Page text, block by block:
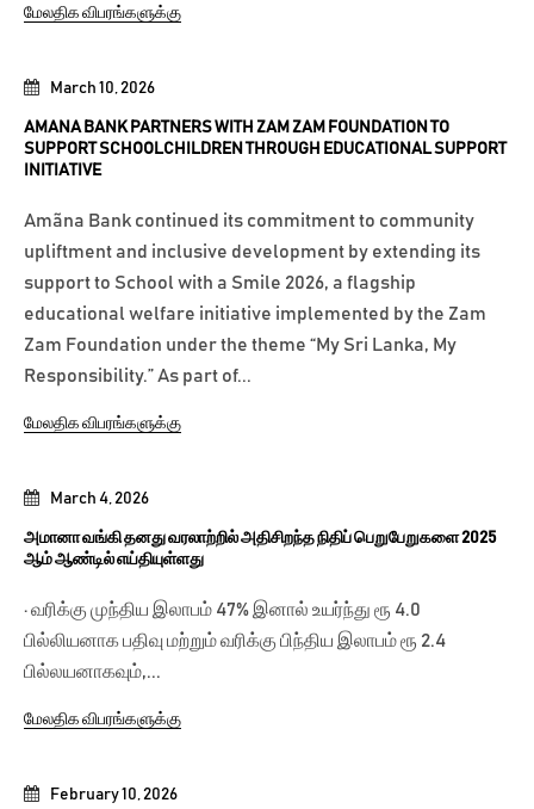
February 10, 2026
March 4, 2026
அமானா வங்கி தனது வரலாற்றில் அதிசிறந்த நிதிப் பெறுபேறுகளை 2025
ஆம் ஆண்டில் எய்தியுள்ளது
· வரிக்கு முந்திய இலாபம் 47% இனால் உயர்ந்து ரூ 4.0
பில்லியனாக பதிவு மற்றும் வரிக்கு பிந்திய இலாபம் ரூ 2.4
பில்லயனாகவும்,...
மேலதிக விபரங்களுக்கு
March 10, 2026
AMANA BANK PARTNERS WITH ZAM ZAM FOUNDATION TO
SUPPORT SCHOOLCHILDREN THROUGH EDUCATIONAL SUPPORT
INITIATIVE
Amãna Bank continued its commitment to community
upliftment and inclusive development by extending its
support to School with a Smile 2026, a flagship
educational welfare initiative implemented by the Zam
Zam Foundation under the theme “My Sri Lanka, My
Responsibility.” As part of...
மேலதிக விபரங்களுக்கு
மேலதிக விபரங்களுக்கு